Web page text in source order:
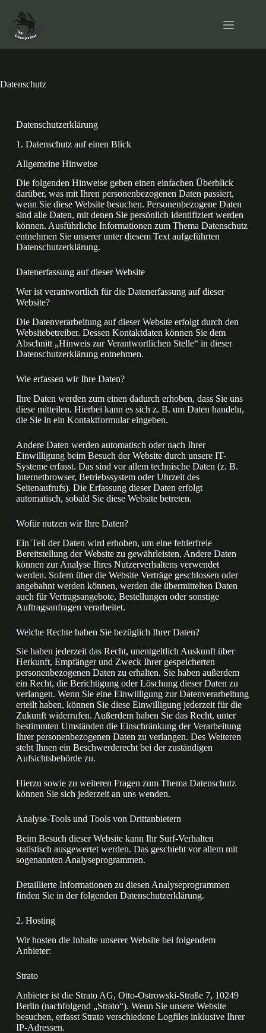
Datenschutz
Datenschutz­erklärung
1. Datenschutz auf einen Blick
Allgemeine Hinweise
Die folgenden Hinweise geben einen einfachen Überblick
darüber, was mit Ihren personenbezogenen Daten passiert,
wenn Sie diese Website besuchen. Personenbezogene Daten
sind alle Daten, mit denen Sie persönlich identifiziert werden
können. Ausführliche Informationen zum Thema Datenschutz
entnehmen Sie unserer unter diesem Text aufgeführten
Datenschutzerklärung.
Datenerfassung auf dieser Website
Wer ist verantwortlich für die Datenerfassung auf dieser
Website?
Die Datenverarbeitung auf dieser Website erfolgt durch den
Websitebetreiber. Dessen Kontaktdaten können Sie dem
Abschnitt „Hinweis zur Verantwortlichen Stelle“ in dieser
Datenschutzerklärung entnehmen.
Wie erfassen wir Ihre Daten?
Ihre Daten werden zum einen dadurch erhoben, dass Sie uns
diese mitteilen. Hierbei kann es sich z. B. um Daten handeln,
die Sie in ein Kontaktformular eingeben.
Andere Daten werden automatisch oder nach Ihrer
Einwilligung beim Besuch der Website durch unsere IT-
Systeme erfasst. Das sind vor allem technische Daten (z. B.
Internetbrowser, Betriebssystem oder Uhrzeit des
Seitenaufrufs). Die Erfassung dieser Daten erfolgt
automatisch, sobald Sie diese Website betreten.
Wofür nutzen wir Ihre Daten?
Ein Teil der Daten wird erhoben, um eine fehlerfreie
Bereitstellung der Website zu gewährleisten. Andere Daten
können zur Analyse Ihres Nutzerverhaltens verwendet
werden. Sofern über die Website Verträge geschlossen oder
angebahnt werden können, werden die übermittelten Daten
auch für Vertragsangebote, Bestellungen oder sonstige
Auftragsanfragen verarbeitet.
Welche Rechte haben Sie bezüglich Ihrer Daten?
Sie haben jederzeit das Recht, unentgeltlich Auskunft über
Herkunft, Empfänger und Zweck Ihrer gespeicherten
personenbezogenen Daten zu erhalten. Sie haben außerdem
ein Recht, die Berichtigung oder Löschung dieser Daten zu
verlangen. Wenn Sie eine Einwilligung zur Datenverarbeitung
erteilt haben, können Sie diese Einwilligung jederzeit für die
Zukunft widerrufen. Außerdem haben Sie das Recht, unter
bestimmten Umständen die Einschränkung der Verarbeitung
Ihrer personenbezogenen Daten zu verlangen. Des Weiteren
steht Ihnen ein Beschwerderecht bei der zuständigen
Aufsichtsbehörde zu.
Hierzu sowie zu weiteren Fragen zum Thema Datenschutz
können Sie sich jederzeit an uns wenden.
Analyse-Tools und Tools von Dritt­anbietern
Beim Besuch dieser Website kann Ihr Surf-Verhalten
statistisch ausgewertet werden. Das geschieht vor allem mit
sogenannten Analyseprogrammen.
Detaillierte Informationen zu diesen Analyseprogrammen
finden Sie in der folgenden Datenschutzerklärung.
2. Hosting
Wir hosten die Inhalte unserer Website bei folgendem
Anbieter:
Strato
Anbieter ist die Strato AG, Otto-Ostrowski-Straße 7, 10249
Berlin (nachfolgend „Strato“). Wenn Sie unsere Website
besuchen, erfasst Strato verschiedene Logfiles inklusive Ihrer
IP-Adressen.